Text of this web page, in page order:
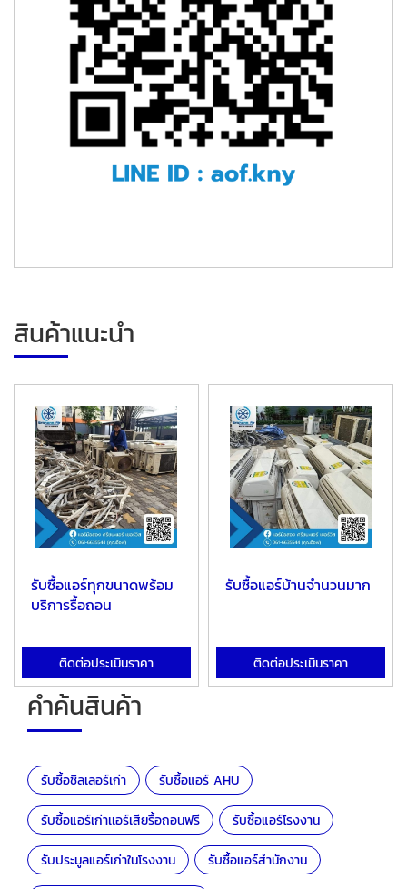
สินค้าแนะนำ
รับซื้อแอร์ทุกขนาดพร้อม
บริการรื้อถอน
ติดต่อประเมินราคา
รับซื้อแอร์บ้านจำนวนมาก
ติดต่อประเมินราคา
คำค้นสินค้า
รับซื้อชิลเลอร์เก่า รับซื้อแอร์ AHU
รับซื้อแอร์เก่าเเอร์เสียรื้อถอนฟรี รับซื้อแอร์โรงงาน
รับประมูลแอร์เก่าในโรงงาน รับซื้อแอร์สำนักงาน